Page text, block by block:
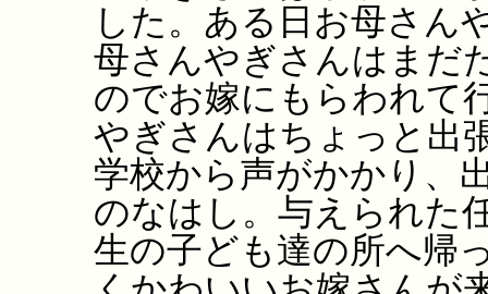
した。ある日お母さん
母さんやぎさんはまだ
のでお嫁にもらわれて
やぎさんはちょっと出
学校から声がかかり、
のなはし。与えられた
生の子ども達の所へ帰